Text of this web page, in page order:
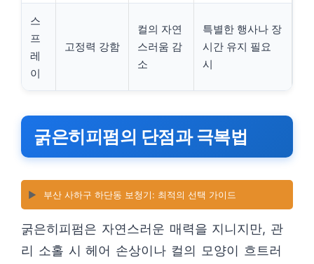
스
프
레
이
고정력 강함
컬의 자연
스러움 감
소
특별한 행사나 장
시간 유지 필요
시
굵은히피펌의 단점과 극복법
▶️ 부산 사하구 하단동 보청기: 최적의 선택 가이드
굵은히피펌은 자연스러운 매력을 지니지만, 관
리 소홀 시 헤어 손상이나 컬의 모양이 흐트러